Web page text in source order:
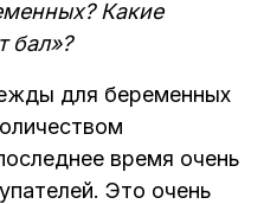
Какие
бал»?
для беременных
время очень
Это очень